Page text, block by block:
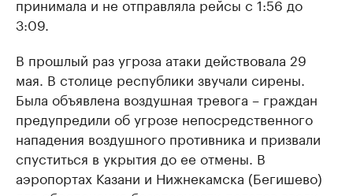
3:09.
В прошлый раз угроза атаки действовала 29
мая. В столице республики звучали сирены.
Была объявлена воздушная тревога – граждан
предупредили об угрозе непосредственного
нападения воздушного противника и призвали
спуститься в укрытия до ее отмены. В
аэропортах Казани и Нижнекамска (Бегишево)